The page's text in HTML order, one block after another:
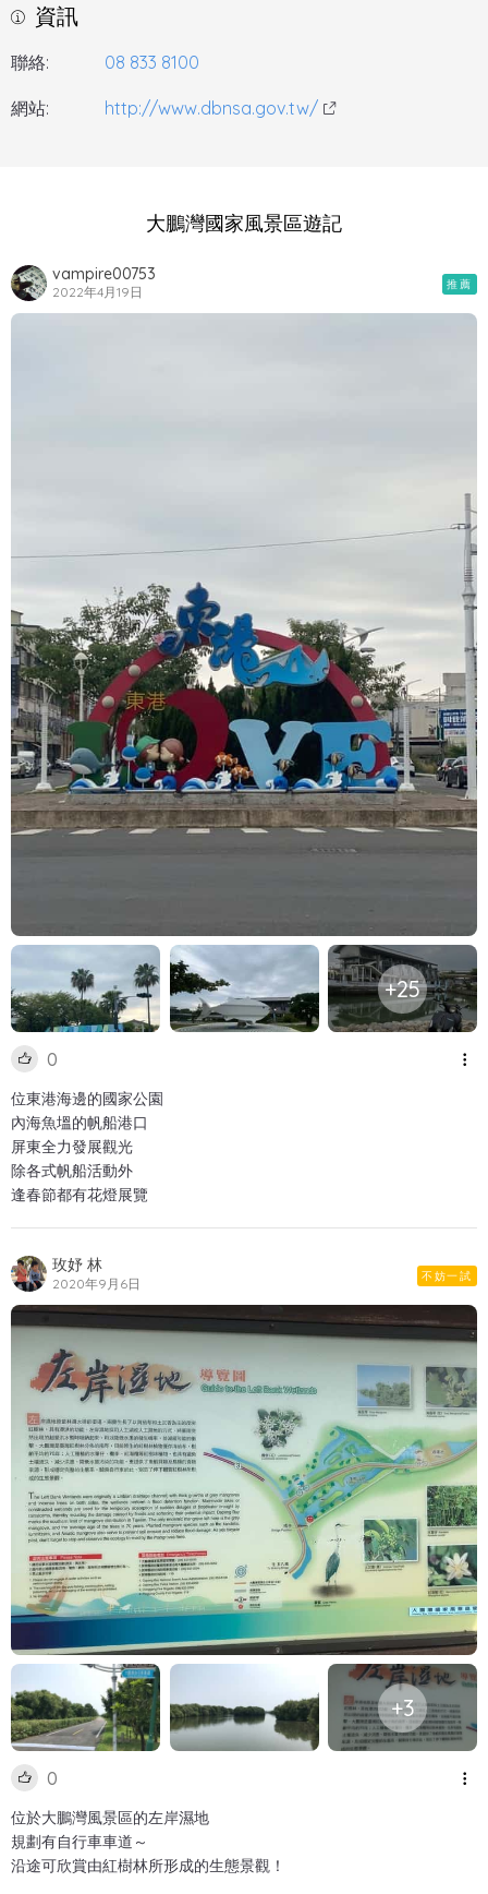
資訊
聯絡: 08 833 8100
網站: http://www.dbnsa.gov.tw/
大鵬灣國家風景區遊記
vampire00753
2022年4月19日 推薦
+25
0
位東港海邊的國家公園
內海魚塭的帆船港口
屏東全力發展觀光
除各式帆船活動外
逢春節都有花燈展覽
玫妤 林
2020年9月6日 不妨一試
+3
0
位於大鵬灣風景區的左岸濕地
規劃有自行車車道～
沿途可欣賞由紅樹林所形成的生態景觀！